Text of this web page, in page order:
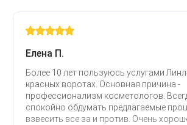
Елена П.
Более 10 лет пользуюсь услугами
красных воротах. Основная причина -
профессионализм косметологов.
спокойно обдумать предлагаемые
взвесить все за и против. Очень